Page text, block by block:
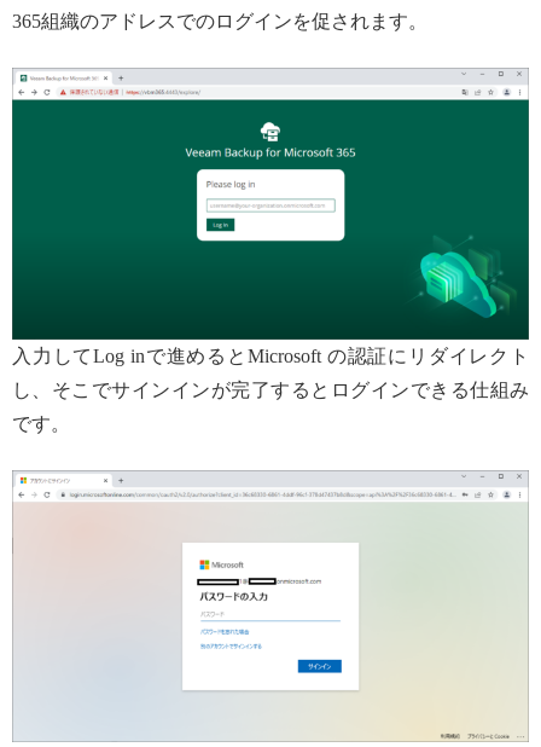
365組織のアドレスでのログインを促されます。
入力してLog inで進めるとMicrosoft の認証にリダイレクト
し、そこでサインインが完了するとログインできる仕組み
です。